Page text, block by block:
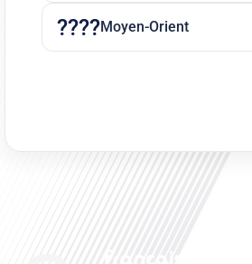
Moyen-Orient